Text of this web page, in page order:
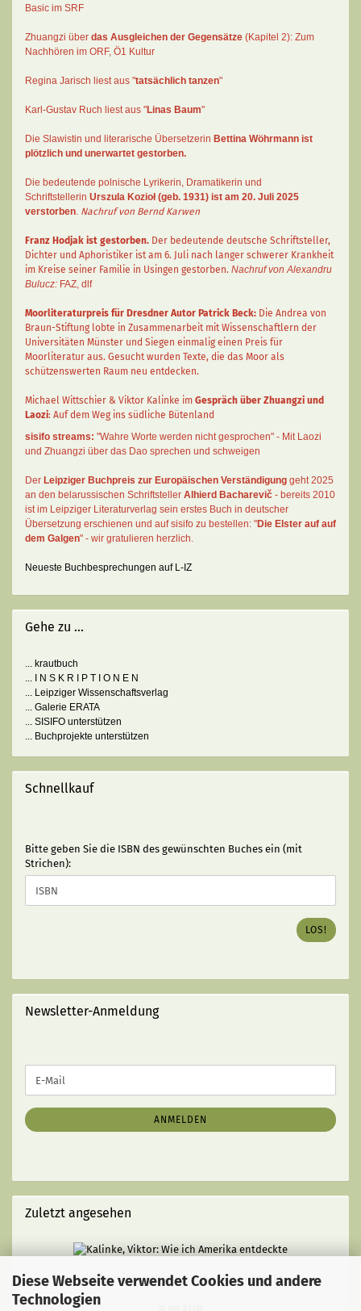
Diese Webseite verwendet Cookies und andere
Technologien
Basic im SRF
Zhuangzi über das Ausgleichen der Gegensätze (Kapitel 2): Zum
Nachhören im ORF, Ö1 Kultur
Regina Jarisch liest aus "tatsächlich tanzen"
Karl-Gustav Ruch liest aus "Linas Baum"
Die Slawistin und literarische Übersetzerin Bettina Wöhrmann ist
plötzlich und unerwartet gestorben.
Die bedeutende polnische Lyrikerin, Dramatikerin und
Schriftstellerin Urszula Kozioł (geb. 1931) ist am 20. Juli 2025
verstorben. Nachruf von Bernd Karwen
Franz Hodjak ist gestorben. Der bedeutende deutsche Schriftsteller,
Dichter und Aphoristiker ist am 6. Juli nach langer schwerer Krankheit
im Kreise seiner Familie in Usingen gestorben. Nachruf von Alexandru
Bulucz: FAZ, dlf
Moorliteraturpreis für Dresdner Autor Patrick Beck: Die Andrea von
Braun-Stiftung lobte in Zusammenarbeit mit Wissenschaftlern der
Universitäten Münster und Siegen einmalig einen Preis für
Moorliteratur aus. Gesucht wurden Texte, die das Moor als
schützenswerten Raum neu entdecken.
Michael Wittschier & Viktor Kalinke im Gespräch über Zhuangzi und
Laozi: Auf dem Weg ins südliche Bütenland
sisifo streams: "Wahre Worte werden nicht gesprochen" - Mit Laozi
und Zhuangzi über das Dao sprechen und schweigen
Der Leipziger Buchpreis zur Europäischen Verständigung geht 2025
an den belarussischen Schriftsteller Alhierd Bacharevič - bereits 2010
ist im Leipziger Literaturverlag sein erstes Buch in deutscher
Übersetzung erschienen und auf sisifo zu bestellen: "Die Elster auf auf
dem Galgen" - wir gratulieren herzlich.
Neueste Buchbesprechungen auf L-IZ
Gehe zu ...
... krautbuch
... I N S K R I P T I O N E N
... Leipziger Wissenschaftsverlag
... Galerie ERATA
... SISIFO unterstützen
... Buchprojekte unterstützen
Schnellkauf
BITTE
GEBEN
SIE
DIE
ISBN
(MIT
STRICHEN):
Bitte geben Sie die ISBN des gewünschten Buches ein (mit
Strichen):
LOS!
Newsletter-Anmeldung
ZUR
ANMELDUNG
E-
Mail
ANMELDEN
Zuletzt angesehen
Kalinke, Viktor: Wie ich Amerika entdeckte